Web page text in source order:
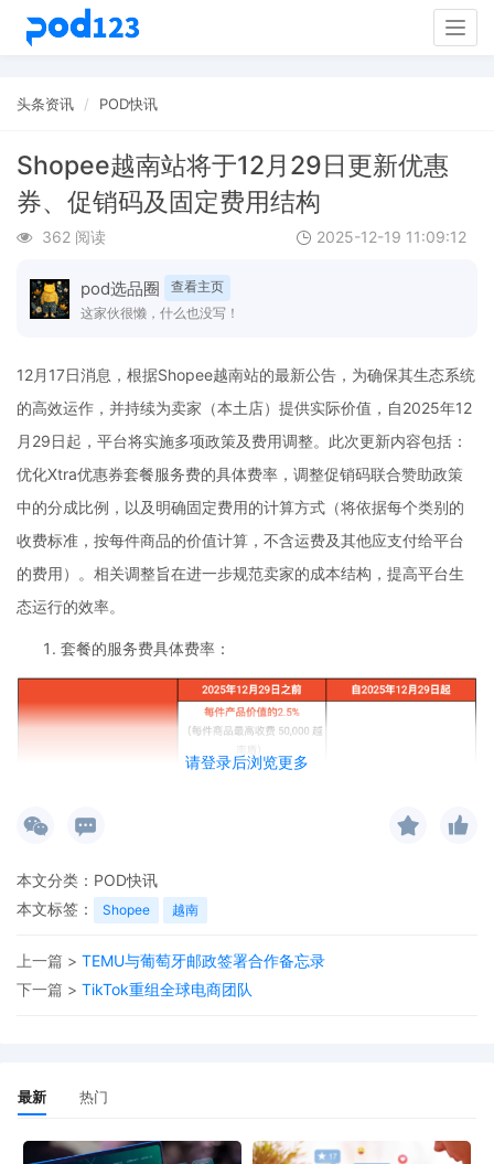
头条资讯 POD快讯
Shopee越南站将于12月29日更新优惠
券、促销码及固定费用结构
362 阅读 2025-12-19 11:09:12
pod选品圈
查看主页
这家伙很懒，什么也没写！
请登录后浏览更多
12月17日消息，根据Shopee越南站的最新公告，为确保其生态系统
的高效运作，并持续为卖家（本土店）提供实际价值，自2025年12
月29日起，平台将实施多项政策及费用调整。此次更新内容包括：
优化Xtra优惠券套餐服务费的具体费率，调整促销码联合赞助政策
中的分成比例，以及明确固定费用的计算方式（将依据每个类别的
收费标准，按每件商品的价值计算，不含运费及其他应支付给平台
的费用）。相关调整旨在进一步规范卖家的成本结构，提高平台生
态运行的效率。
套餐的服务费具体费率：
本文分类： POD快讯
本文标签：
Shopee 越南
上一篇 > TEMU与葡萄牙邮政签署合作备忘录
下一篇 > TikTok重组全球电商团队
最新 热门